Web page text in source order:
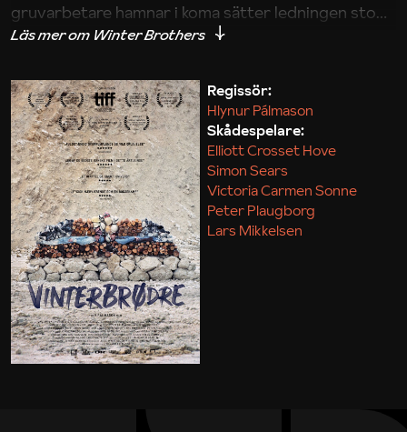
gruvarbetare hamnar i koma sätter ledningen stopp
för hans extraknäck och efterspelet blir en kärv,
arbetet i gruvan, om svår forcerad kärlek och om
fantastiska glimtar av ren magi.
Den isländska debutanten har en säregen känsla för
bildberättande som fångas upp av Maria von
Hausswolffs kraftfulla foto, det karga
gruvlandskapet sveper in berättelsen i en evig
vinter där kalkdammet bildar snödrivor året om.
Olle Agebro
Regissör:
Hlynur Pálmason
Skådespelare:
Elliott Crosset Hove
Simon Sears
Victoria Carmen Sonne
Peter Plaugborg
Lars Mikkelsen